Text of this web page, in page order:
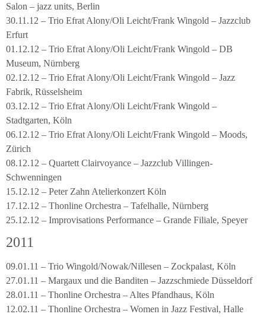
Salon – jazz units, Berlin
30.11.12 – Trio Efrat Alony/Oli Leicht/Frank Wingold – Jazzclub
Erfurt
01.12.12 – Trio Efrat Alony/Oli Leicht/Frank Wingold – DB
Museum, Nürnberg
02.12.12 – Trio Efrat Alony/Oli Leicht/Frank Wingold – Jazz
Fabrik, Rüsselsheim
03.12.12 – Trio Efrat Alony/Oli Leicht/Frank Wingold –
Stadtgarten, Köln
06.12.12 – Trio Efrat Alony/Oli Leicht/Frank Wingold – Moods,
Zürich
08.12.12 – Quartett Clairvoyance – Jazzclub Villingen-
Schwenningen
15.12.12 – Peter Zahn Atelierkonzert Köln
17.12.12 – Thonline Orchestra – Tafelhalle, Nürnberg
25.12.12 – Improvisations Performance – Grande Filiale, Speyer
2011
09.01.11 – Trio Wingold/Nowak/Nillesen – Zockpalast, Köln
27.01.11 – Margaux und die Banditen – Jazzschmiede Düsseldorf
28.01.11 – Thonline Orchestra – Altes Pfandhaus, Köln
12.02.11 – Thonline Orchestra – Women in Jazz Festival, Halle